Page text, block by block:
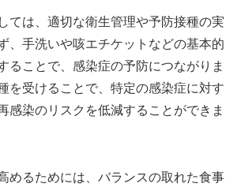
ては、適切な衛生管理や予防接種の実
、手洗いや咳エチケットなどの基本的
ることで、感染症の予防につながりま
を受けることで、特定の感染症に対す
感染のリスクを低減することができま
めるためには、バランスの取れた食事